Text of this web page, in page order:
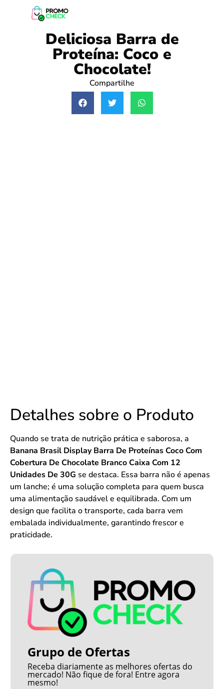
Deliciosa Barra de
Proteína: Coco e
Chocolate!
Compartilhe
Detalhes sobre o Produto
Quando se trata de nutrição prática e saborosa, a
Banana Brasil Display Barra De Proteínas Coco Com
Cobertura De Chocolate Branco Caixa Com 12
Unidades De 30G se destaca. Essa barra não é apenas
um lanche; é uma solução completa para quem busca
uma alimentação saudável e equilibrada. Com um
design que facilita o transporte, cada barra vem
embalada individualmente, garantindo frescor e
praticidade.
Grupo de Ofertas
Receba diariamente as melhores ofertas do
mercado! Não fique de fora! Entre agora
mesmo!